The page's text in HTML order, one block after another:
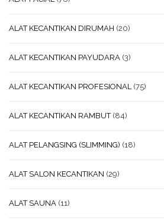
ALAT KECANTIKAN DIRUMAH (20)
ALAT KECANTIKAN PAYUDARA (3)
ALAT KECANTIKAN PROFESIONAL (75)
ALAT KECANTIKAN RAMBUT (84)
ALAT PELANGSING (SLIMMING) (18)
ALAT SALON KECANTIKAN (29)
ALAT SAUNA (11)